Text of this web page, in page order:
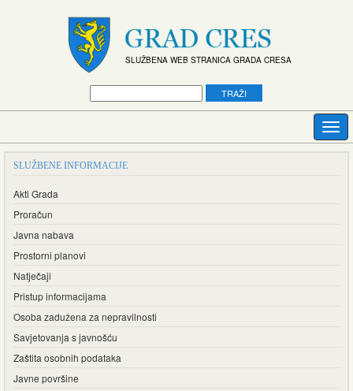
SLUŽBENA WEB STRANICA GRADA CRESA
SLUŽBENE INFORMACIJE
Akti Grada
Proračun
Javna nabava
Prostorni planovi
Natječaji
Pristup informacijama
Osoba zadužena za nepravilnosti
Savjetovanja s javnošću
Zaštita osobnih podataka
Javne površine